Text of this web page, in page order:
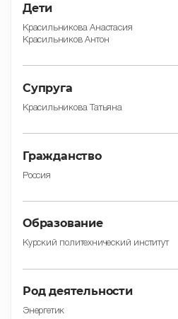
Дети
Красильникова Анастасия
Красильников Антон
Супруга
Красильникова Татьяна
Гражданство
Россия
Образование
Курский политехнический институт
Род деятельности
Энергетик